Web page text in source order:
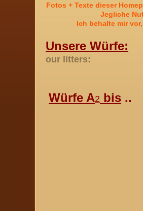
Fotos + Texte dieser
Jegliche
Ich behalte mir
Unsere Würfe:
our litters:
Würfe A2 bis ..